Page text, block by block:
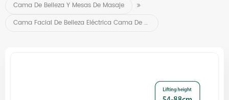
Cama De Belleza Y Mesas De Masaje
Cama Facial De Belleza Eléctrica Cama De Masaje Para Salón De Belleza